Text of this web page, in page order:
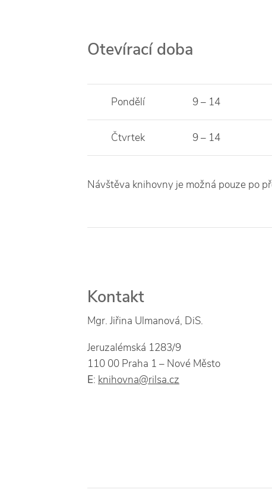
Otevírací doba
Pondělí 9 – 14
Čtvrtek 9 – 14
Návštěva knihovny je možná pouze po
Kontakt
Mgr. Jiřina Ulmanová, DiS.
Jeruzalémská 1283/9
110 00 Praha 1 – Nové Město
E: knihovna@rilsa.cz